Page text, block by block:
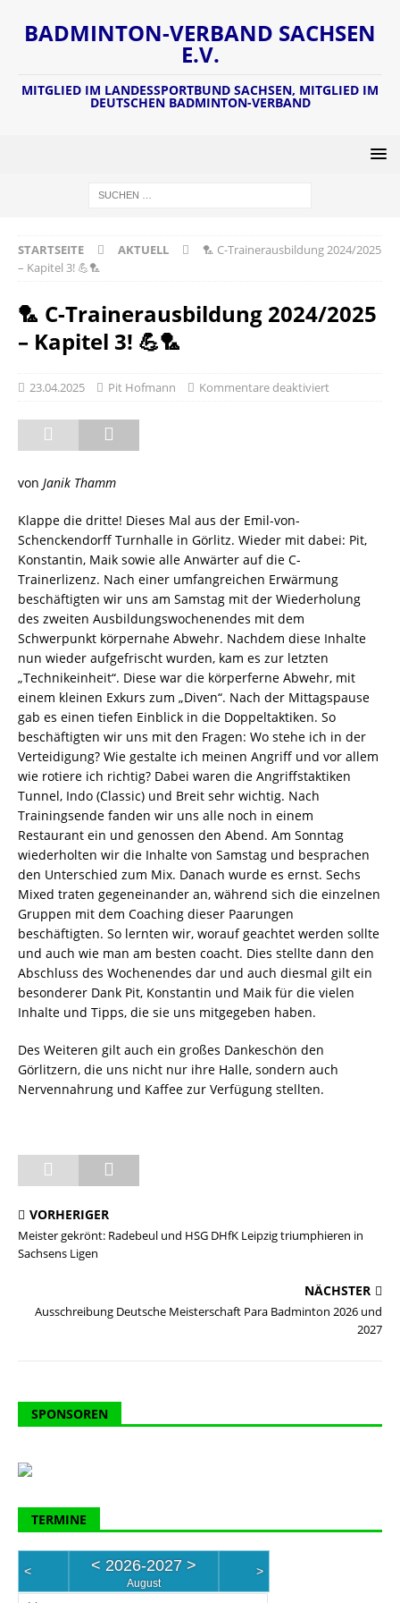
BADMINTON-VERBAND SACHSEN
E.V.
MITGLIED IM LANDESSPORTBUND SACHSEN, MITGLIED IM
DEUTSCHEN BADMINTON-VERBAND
STARTSEITE AKTUELL
🏸 C-Trainerausbildung 2024/2025
– Kapitel 3! 💪🏸
🏸 C-Trainerausbildung 2024/2025
– Kapitel 3! 💪🏸
23.04.2025 Pit Hofmann Kommentare deaktiviert
von Janik Thamm
Klappe die dritte! Dieses Mal aus der Emil-von-
Schenckendorff Turnhalle in Görlitz. Wieder mit dabei: Pit,
Konstantin, Maik sowie alle Anwärter auf die C-
Trainerlizenz. Nach einer umfangreichen Erwärmung
beschäftigten wir uns am Samstag mit der Wiederholung
des zweiten Ausbildungswochenendes mit dem
Schwerpunkt körpernahe Abwehr. Nachdem diese Inhalte
nun wieder aufgefrischt wurden, kam es zur letzten
„Technikeinheit“. Diese war die körperferne Abwehr, mit
einem kleinen Exkurs zum „Diven“. Nach der Mittagspause
gab es einen tiefen Einblick in die Doppeltaktiken. So
beschäftigten wir uns mit den Fragen: Wo stehe ich in der
Verteidigung? Wie gestalte ich meinen Angriff und vor allem
wie rotiere ich richtig? Dabei waren die Angriffstaktiken
Tunnel, Indo (Classic) und Breit sehr wichtig. Nach
Trainingsende fanden wir uns alle noch in einem
Restaurant ein und genossen den Abend. Am Sonntag
wiederholten wir die Inhalte von Samstag und besprachen
den Unterschied zum Mix. Danach wurde es ernst. Sechs
Mixed traten gegeneinander an, während sich die einzelnen
Gruppen mit dem Coaching dieser Paarungen
beschäftigten. So lernten wir, worauf geachtet werden sollte
und auch wie man am besten coacht. Dies stellte dann den
Abschluss des Wochenendes dar und auch diesmal gilt ein
besonderer Dank Pit, Konstantin und Maik für die vielen
Inhalte und Tipps, die sie uns mitgegeben haben.
Des Weiteren gilt auch ein großes Dankeschön den
Görlitzern, die uns nicht nur ihre Halle, sondern auch
Nervennahrung und Kaffee zur Verfügung stellten.
VORHERIGER
Meister gekrönt: Radebeul und HSG DHfK Leipzig triumphieren in
Sachsens Ligen
NÄCHSTER
Ausschreibung Deutsche Meisterschaft Para Badminton 2026 und
2027
SPONSOREN
TERMINE
< < 2026-2027 >
August
>